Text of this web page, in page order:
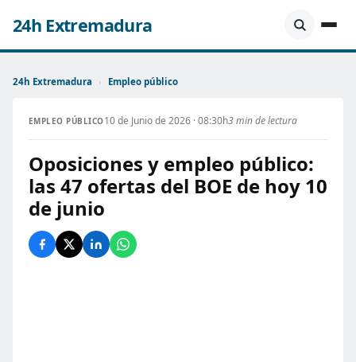
24h Extremadura
24h Extremadura › Empleo público
EMPLEO PÚBLICO10 de Junio de 2026 · 08:30h3 min de lectura
Oposiciones y empleo público:
las 47 ofertas del BOE de hoy 10
de junio